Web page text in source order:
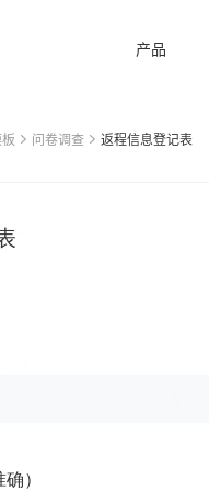
产品
问卷调查 返程信息登记表